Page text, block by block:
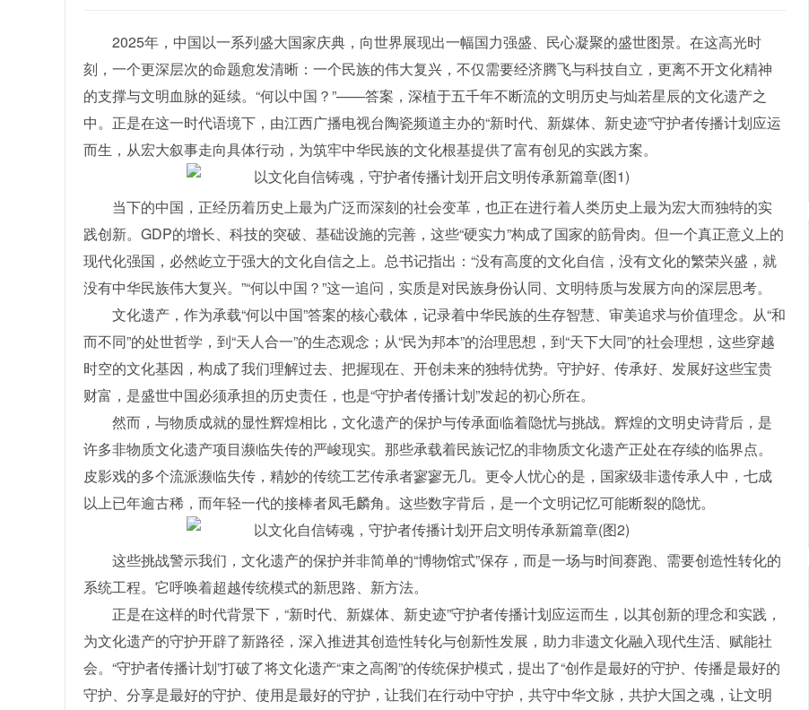
2025年，中国以一系列盛大国家庆典，向世界展现出一幅国力强盛、民心凝聚的盛世图景。在这高光时
刻，一个更深层次的命题愈发清晰：一个民族的伟大复兴，不仅需要经济腾飞与科技自立，更离不开文化精神
的支撑与文明血脉的延续。“何以中国？”——答案，深植于五千年不断流的文明历史与灿若星辰的文化遗产之
中。正是在这一时代语境下，由江西广播电视台陶瓷频道主办的“新时代、新媒体、新史迹”守护者传播计划应运
而生，从宏大叙事走向具体行动，为筑牢中华民族的文化根基提供了富有创见的实践方案。
当下的中国，正经历着历史上最为广泛而深刻的社会变革，也正在进行着人类历史上最为宏大而独特的实
践创新。GDP的增长、科技的突破、基础设施的完善，这些“硬实力”构成了国家的筋骨肉。但一个真正意义上的
现代化强国，必然屹立于强大的文化自信之上。总书记指出：“没有高度的文化自信，没有文化的繁荣兴盛，就
没有中华民族伟大复兴。”“何以中国？”这一追问，实质是对民族身份认同、文明特质与发展方向的深层思考。
文化遗产，作为承载“何以中国”答案的核心载体，记录着中华民族的生存智慧、审美追求与价值理念。从“和
而不同”的处世哲学，到“天人合一”的生态观念；从“民为邦本”的治理思想，到“天下大同”的社会理想，这些穿越
时空的文化基因，构成了我们理解过去、把握现在、开创未来的独特优势。守护好、传承好、发展好这些宝贵
财富，是盛世中国必须承担的历史责任，也是“守护者传播计划”发起的初心所在。
然而，与物质成就的显性辉煌相比，文化遗产的保护与传承面临着隐忧与挑战。辉煌的文明史诗背后，是
许多非物质文化遗产项目濒临失传的严峻现实。那些承载着民族记忆的非物质文化遗产正处在存续的临界点。
皮影戏的多个流派濒临失传，精妙的传统工艺传承者寥寥无几。更令人忧心的是，国家级非遗传承人中，七成
以上已年逾古稀，而年轻一代的接棒者凤毛麟角。这些数字背后，是一个文明记忆可能断裂的隐忧。
这些挑战警示我们，文化遗产的保护并非简单的“博物馆式”保存，而是一场与时间赛跑、需要创造性转化的
系统工程。它呼唤着超越传统模式的新思路、新方法。
正是在这样的时代背景下，“新时代、新媒体、新史迹”守护者传播计划应运而生，以其创新的理念和实践，
为文化遗产的守护开辟了新路径，深入推进其创造性转化与创新性发展，助力非遗文化融入现代生活、赋能社
会。“守护者传播计划”打破了将文化遗产“束之高阁”的传统保护模式，提出了“创作是最好的守护、传播是最好的
守护、分享是最好的守护、使用是最好的守护，让我们在行动中守护，共守中华文脉，共护大国之魂，让文明